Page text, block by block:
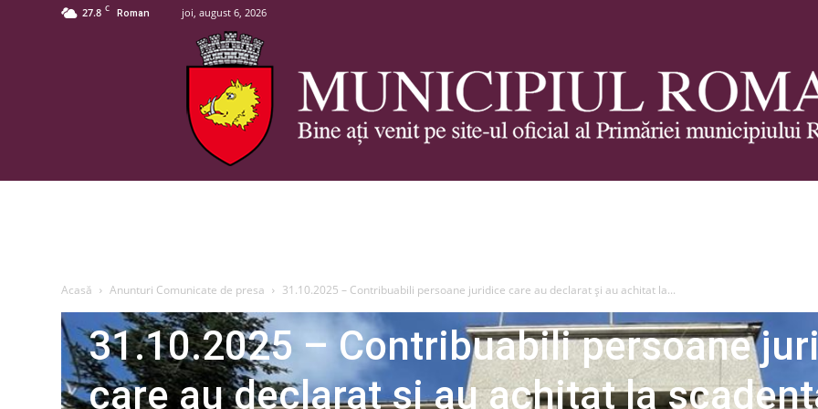
27.8 C Roman joi, august 6, 2026
Roman
Acasă Anunturi Comunicate de presa 31.10.2025 – Contribuabili persoane juridice care au declarat și au achitat la...
31.10.2025 – Contribuabili persoane
care au declarat și au achitat la